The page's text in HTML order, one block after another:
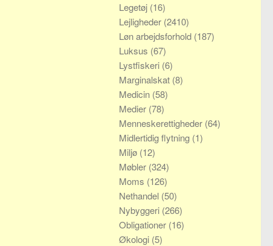
Legetøj (16)
Lejligheder (2410)
Løn arbejdsforhold (187)
Luksus (67)
Lystfiskeri (6)
Marginalskat (8)
Medicin (58)
Medier (78)
Menneskerettigheder (64)
Midlertidig flytning (1)
Miljø (12)
Møbler (324)
Moms (126)
Nethandel (50)
Nybyggeri (266)
Obligationer (16)
Økologi (5)